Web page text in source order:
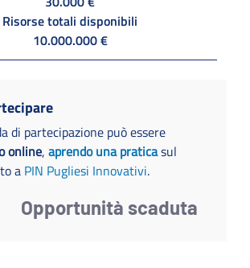
Risorse totali disponibili
10.000.000 €
di partecipazione può essere
online, aprendo una praticasul
a PIN Pugliesi Innovativi.
Opportunità scaduta